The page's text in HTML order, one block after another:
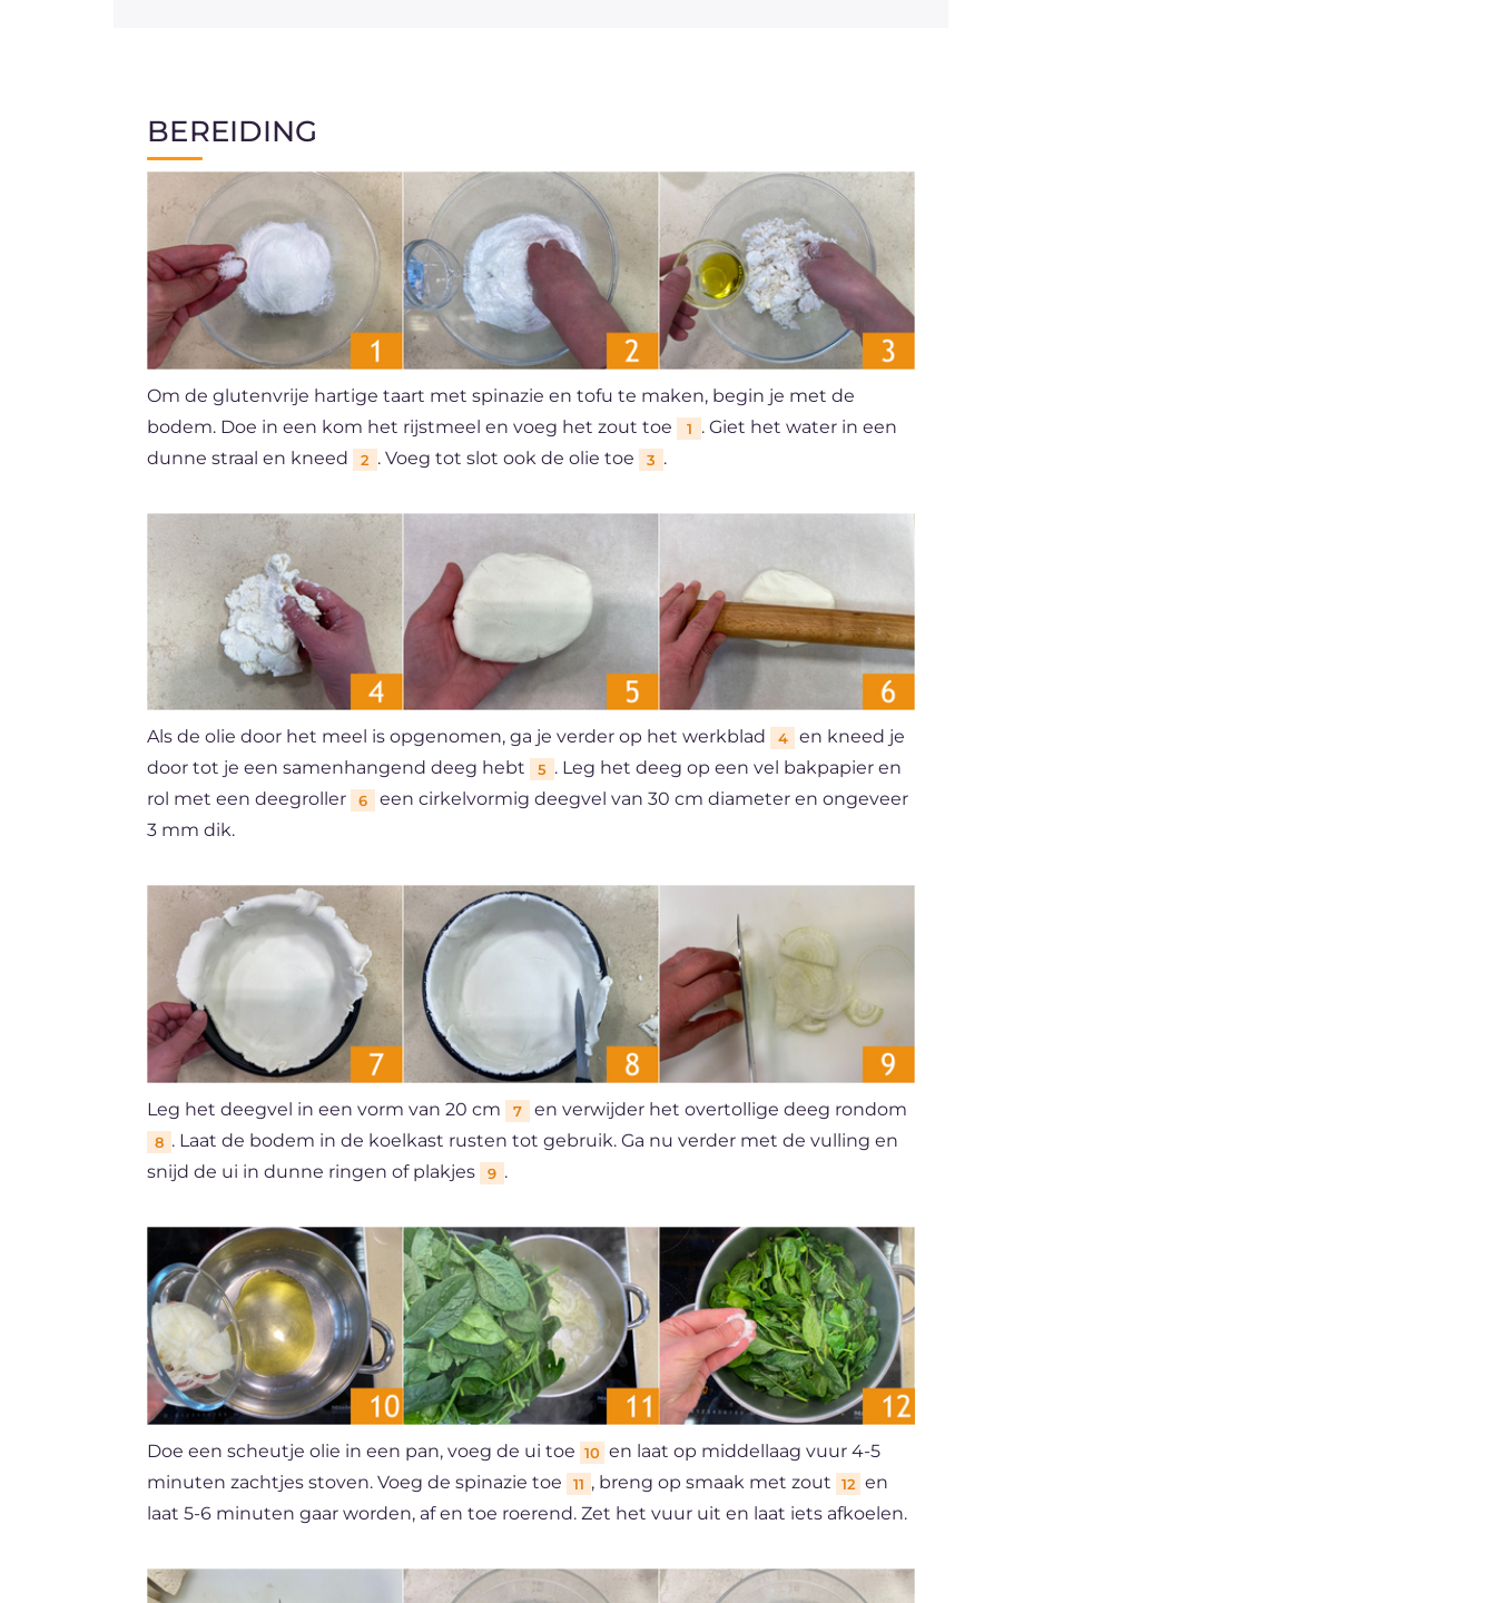
BEREIDING
Om de glutenvrije hartige taart met spinazie en tofu te maken, begin je met de
bodem. Doe in een kom het rijstmeel en voeg het zout toe
1
. Giet het water in een
dunne straal en kneed
2 . Voeg tot slot ook de olie toe 3 .
Als de olie door het meel is opgenomen, ga je verder op het werkblad 4
en kneed je
door tot je een samenhangend deeg hebt
5 . Leg het deeg op een vel bakpapier en
rol met een deegroller
6
een cirkelvormig deegvel van 30 cm diameter en ongeveer
3 mm dik.
Leg het deegvel in een vorm van 20 cm 7 en verwijder het overtollige deeg rondom
8 . Laat de bodem in de koelkast rusten tot gebruik. Ga nu verder met de vulling en
snijd de ui in dunne ringen of plakjes
9 .
Doe een scheutje olie in een pan, voeg de ui toe 10 en laat op middellaag vuur 4-5
minuten zachtjes stoven. Voeg de spinazie toe
11 , breng op smaak met zout 12 en
laat 5-6 minuten gaar worden, af en toe roerend. Zet het vuur uit en laat iets afkoelen.